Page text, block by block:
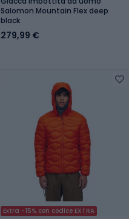
Salomon Mountain Flex deep
black
279,99 €
Extra -15% con codice EXTRA